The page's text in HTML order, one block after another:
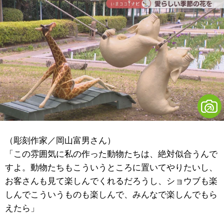
（彫刻作家／岡山富男さん）
「この雰囲気に私の作った動物たちは、絶対似合うんで
すよ。動物たちもこういうところに置いてやりたいし、
お客さんも見て楽しんでくれるだろうし、ショウブも楽
しんでこういうものも楽しんで、みんなで楽しんでもら
えたら」